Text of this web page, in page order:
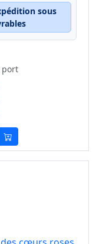
sous
port